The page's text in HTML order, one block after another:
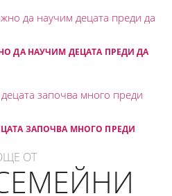
ДА НАУЧИМ ДЕЦАТА ПРЕДИ ДА
ЗАПОЧВА МНОГО ПРЕДИ
ОТ